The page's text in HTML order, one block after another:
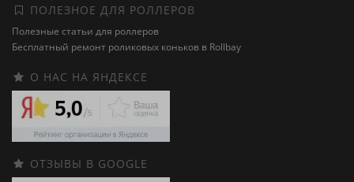
ПОЛЕЗНОЕ ДЛЯ РОЛЛЕРОВ
Полезные статьи для роллеров
Бесплатный ремонт роликовых коньков в Rollbay
О НАС НА ЯНДЕКСЕ
ОТЗЫВЫ В GOOGLE